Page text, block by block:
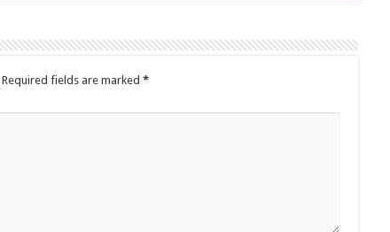
Required fields are marked *